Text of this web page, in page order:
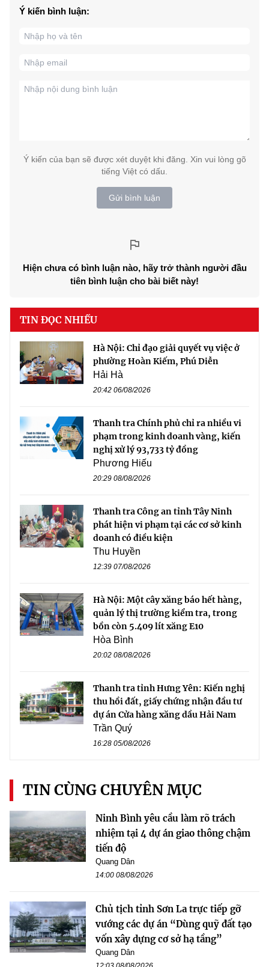
Ý kiến bình luận:
Ý kiến của bạn sẽ được xét duyệt khi đăng. Xin vui lòng gõ
tiếng Việt có dấu.
Gửi bình luận
Hiện chưa có bình luận nào, hãy trở thành người đầu
tiên bình luận cho bài biết này!
TIN ĐỌC NHIỀU
Hà Nội: Chỉ đạo giải quyết vụ việc ở
phường Hoàn Kiếm, Phú Diễn
Hải Hà
20:42 06/08/2026
Thanh tra Chính phủ chỉ ra nhiều vi
phạm trong kinh doanh vàng, kiến
nghị xử lý 93,733 tỷ đồng
Phương Hiếu
20:29 08/08/2026
Thanh tra Công an tỉnh Tây Ninh
phát hiện vi phạm tại các cơ sở kinh
doanh có điều kiện
Thu Huyền
12:39 07/08/2026
Hà Nội: Một cây xăng báo hết hàng,
quản lý thị trường kiểm tra, trong
bồn còn 5.409 lít xăng E10
Hòa Bình
20:02 08/08/2026
Thanh tra tỉnh Hưng Yên: Kiến nghị
thu hồi đất, giấy chứng nhận đầu tư
dự án Cửa hàng xăng dầu Hải Nam
Trần Quý
16:28 05/08/2026
TIN CÙNG CHUYÊN MỤC
Ninh Bình yêu cầu làm rõ trách
nhiệm tại 4 dự án giao thông chậm
tiến độ
Quang Dân
14:00 08/08/2026
Chủ tịch tỉnh Sơn La trực tiếp gỡ
vướng các dự án “Dùng quỹ đất tạo
vốn xây dựng cơ sở hạ tầng”
Quang Dân